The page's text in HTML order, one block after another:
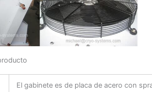
El gabinete es de placa de acero con